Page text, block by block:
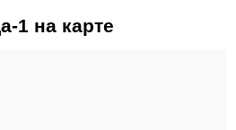
1 на карте